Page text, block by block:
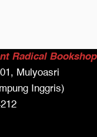
Radical Bookshop
Mulyoasri
Inggris)